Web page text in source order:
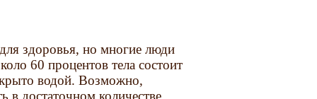
здоровья, но многие люди
60 процентов тела состоит
водой. Возможно,
в достаточном количестве